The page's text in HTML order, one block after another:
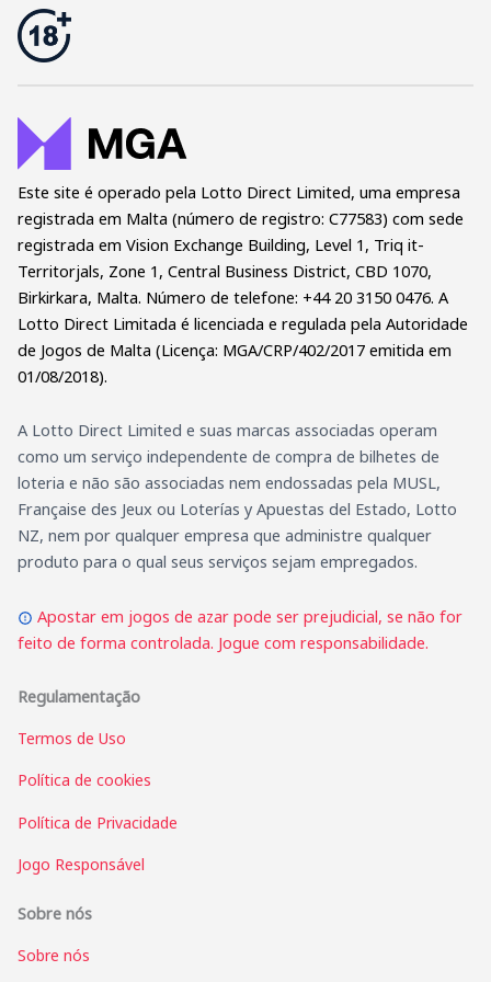
Este site é operado pela Lotto Direct Limited, uma empresa
registrada em Malta (número de registro: C77583) com sede
registrada em Vision Exchange Building, Level 1, Triq it-
Territorjals, Zone 1, Central Business District, CBD 1070,
Birkirkara, Malta. Número de telefone: +44 20 3150 0476. A
Lotto Direct Limitada é licenciada e regulada pela Autoridade
de Jogos de Malta (Licença: MGA/CRP/402/2017 emitida em
01/08/2018).
A Lotto Direct Limited e suas marcas associadas operam
como um serviço independente de compra de bilhetes de
loteria e não são associadas nem endossadas pela MUSL,
Française des Jeux ou Loterías y Apuestas del Estado, Lotto
NZ, nem por qualquer empresa que administre qualquer
produto para o qual seus serviços sejam empregados.
Apostar em jogos de azar pode ser prejudicial, se não for
feito de forma controlada. Jogue com responsabilidade.
Regulamentação
Termos de Uso
Política de cookies
Política de Privacidade
Jogo Responsável
Sobre nós
Sobre nós